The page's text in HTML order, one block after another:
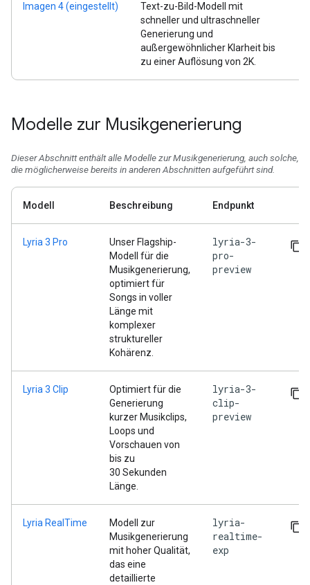
Imagen 4 (eingestellt)
Text-zu-Bild-Modell mit
schneller und ultraschneller
Generierung und
außergewöhnlicher Klarheit bis
zu einer Auflösung von 2K.
Modelle zur Musikgenerierung
Dieser Abschnitt enthält alle Modelle zur Musikgenerierung, auch solche,
die möglicherweise bereits in anderen Abschnitten aufgeführt sind.
Modell Beschreibung Endpunkt
Lyria 3 Pro
Unser Flagship-
Modell für die
Musikgenerierung,
optimiert für
Songs in voller
Länge mit
komplexer
struktureller
Kohärenz.
lyria-3-
pro-
preview
Lyria 3 Clip
Optimiert für die
Generierung
kurzer Musikclips,
Loops und
Vorschauen von
bis zu
30 Sekunden
Länge.
lyria-3-
clip-
preview
Lyria RealTime
Modell zur
Musikgenerierung
mit hoher Qualität,
das eine
detaillierte
lyria-
realtime-
exp